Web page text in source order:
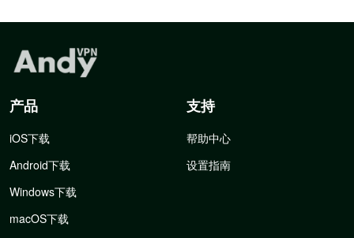
产品
iOS下载
Android下载
Windows下载
macOS下载
支持
帮助中心
设置指南